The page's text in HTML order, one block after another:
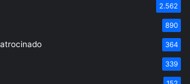
2.562
890
364
339